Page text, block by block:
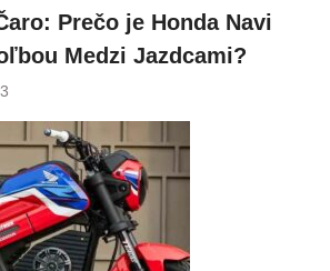
Prečo je Honda Navi
Medzi Jazdcami?